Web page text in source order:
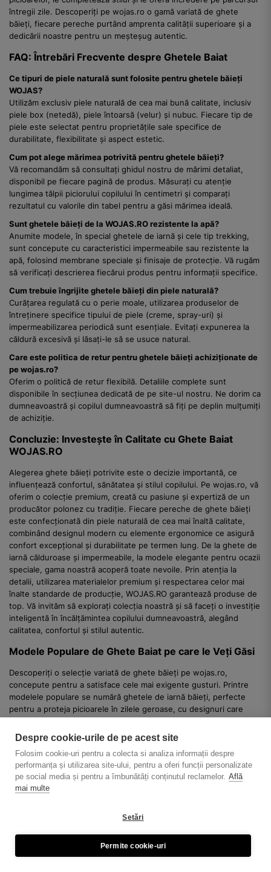
întregii zile. Descoperiți pe wojas.ro o gamă variată de ghete
băieți, fiecare pereche purtând amprenta calității superioare și a
dedicării noastre pentru un meșteșug autentic.
FAQ: Întrebări Frecvente despre Ghetele Baiat
Ce tipuri de piele naturală sunt folosite pentru ghetele băieți
WOJAS?
Utilizăm exclusiv piele naturală de cea mai bună calitate, inclusiv
piele box (netedă), piele întoarsă (velur) și nubuc. Fiecare tip de
piele este selectat pentru proprietățile sale specifice de
durabilitate, flexibilitate și aspect estetic.
Cum pot alege mărimea potrivită pentru ghetele băieți?
Vă recomandăm să consultați ghidul nostru de mărimi detaliat,
disponibil pe fiecare pagină de produs. Măsurați cu atenție
lungimea tălpii piciorului copilului în centimetri și comparați
rezultatul cu valorile din tabel pentru a găsi mărimea ideală.
Sunt ghetele băieți de la WOJAS.RO rezistente la apă?
Anumite modele, în special ghetele de iarnă și cele tip trekking,
sunt concepute cu caracteristici impermeabile sau rezistente la
apă, folosind membrane speciale și finisaje de protecție. Vă rugăm
să verificați descrierea fiecărui produs pentru informații specifice.
Cum trebuie îngrijite ghetele băieți din piele naturală?
Curățarea regulată cu o perie moale, utilizarea produselor de
întreținere specifice tipului de piele (creme, spray-uri) și
impermeabilizarea periodică sunt esențiale. Evitați expunerea la
căldură excesivă și lăsați-le să se usuce natural.
Care este politica de retur pentru ghetele băieți achiziționate de
pe wojas.ro?
Oferim o politică de retur flexibilă. Detaliile complete sunt
disponibile în secțiunea dedicată de pe site-ul nostru. Ne dorim ca
dumneavoastră și copilul dumneavoastră să fiți pe deplin mulțumiți
de achiziție.
Concluzie: Investește în Calitate cu Ghete Baiat
WOJAS.RO
Alegerea ghete băieți potrivite este o decizie importantă, ce
influențează confortul, sănătatea și stilul copilului. Pe wojas.ro, vă
oferim o colecție premium, creată cu pasiune și expertiză de un
producător polonez cu tradiție. Fiecare pereche de ghete băieți
este confecționată din piele naturală de cea mai înaltă calitate,
combinând designul modern cu elemente ergonomice ce asigură
confort excepțional și durabilitate pe termen lung. De la ghete de
iarnă călduroase și impermeabile, la modele elegante pentru ocazii
speciale, gama noastră acoperă toate nevoile. Prin atenția la
detalii, utilizarea materialelor premium și respectarea celor mai
înalte standarde de producție, WOJAS.RO garantează produse de
top. Vă invităm să explorați colecția noastră și să faceți o investiție
inteligentă în încălțămintea copilului dumneavoastră, alegând
calitatea, confortul și stilul autentic.
Modele Populare de Ghete Baiat pe care le Veți Găsi
Descoperiți o selecție variată de ghete băieți pe wojas.ro,
concepute pentru a satisface cele mai exigente gusturi. Printre
modelele populare se numără ghetele de iarnă băieți, perfecte
pentru a proteja picioarele în zilele geroase, cu designuri care
încălțare facilă. De asemenea, ghetele casual băieți, realizate din
piele netedă sau întoarsă, cu accente moderne și tălpi flexibile,
sunt ideale pentru activitățile zilnice. Pentru un look mai rafinat,
recomandăm ghetele băieți elegante, în nuanțe clasice de negru
sau maro, ce pot completa perfect o ținută smart-casual. Modelele
tip trekking băieți, robuste și cu aderență sporită, sunt perfecte
pereche de ghete băieți de la WOJAS.RO beneficiază de aceeași
Despre cookie-urile de pe acest site
Folosim cookie-uri pentru a colecta si analiza informații despre
performanța și utilizarea site-ului, pentru a oferi funcții personalizate
pe social media și pentru a îmbunătăți conținutul reclamelor. Află
mai multe
Setări
Permite cookie-uri